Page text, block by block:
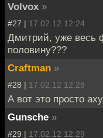
Volvox »
#27 | 17.02.12 12:24
Дмитрий, уже весь
половину???
Craftman »
#28 | 17.02.12 12:28
А вот это просто
Gunsche »
#29 | 17.02.12 12:29